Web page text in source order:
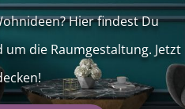
Hier findest Du
die Raumgestaltung. Jetzt